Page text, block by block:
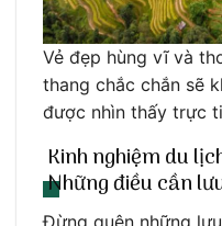
Vẻ đẹp hùng vĩ và
thang chắc chắn sẽ
được nhìn thấy trực
Kinh nghiệm du
Những điều cần
Đừng quên những